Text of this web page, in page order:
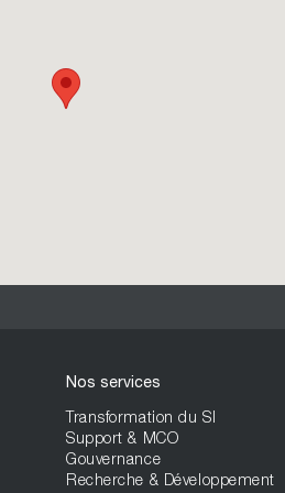
Nos services
Transformation du SI
Support & MCO
Gouvernance
Recherche & Développement